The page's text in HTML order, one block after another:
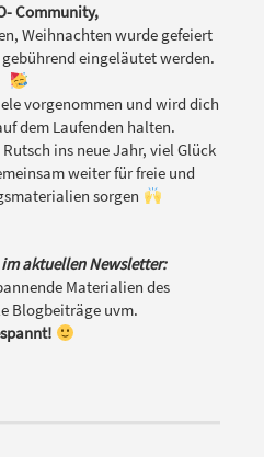
Community,
Weihnachten wurde gefeiert
eingeläutet werden.
vorgenommen und wird dich
dem Laufenden halten.
ins neue Jahr, viel Glück
weiter für freie und
sorgen
aktuellen Newsletter:
Materialien des
Blogbeiträge uvm.